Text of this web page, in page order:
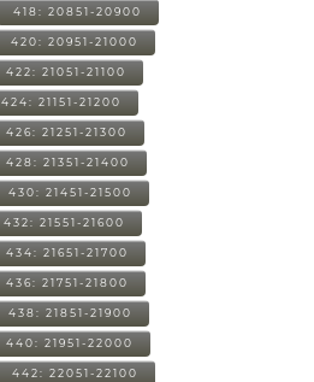
418: 20851-20900
420: 20951-21000
422: 21051-21100
424: 21151-21200
426: 21251-21300
428: 21351-21400
430: 21451-21500
432: 21551-21600
434: 21651-21700
436: 21751-21800
438: 21851-21900
440: 21951-22000
442: 22051-22100